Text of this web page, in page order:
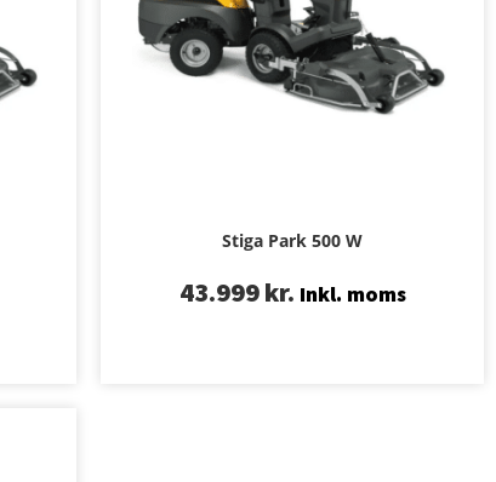
Stiga Park 500 W
43.999kr. Inkl. moms